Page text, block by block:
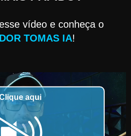
vídeo e conheça o
TOMAS IA!